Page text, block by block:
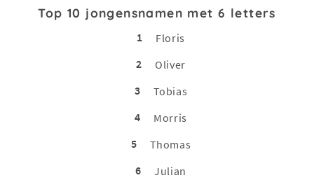
Top 10 jongensnamen met 6 letters
1
Floris
2
Oliver
3
Tobias
4
Morris
5
Thomas
6
Julian